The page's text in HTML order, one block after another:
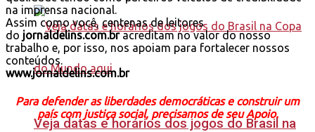
Veja datas e horários dos jogos do Brasil na
na imprensa nacional.
Assim como você, centenas de leitores
do jornaldelins.com.bracreditam no valor do nosso
trabalho e, por isso, nos apoiam para fortalecer nossos
conteúdos.
www.jornaldelins.com.br
Para defender as liberdades democráticas e construir um
país com justiça social, precisamos de seu Apoio.